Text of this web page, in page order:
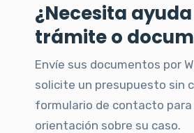
¿Necesita
trámite o
Envíe sus documentos por
solicite un presupuesto sin
formulario de contacto para
orientación sobre su caso.